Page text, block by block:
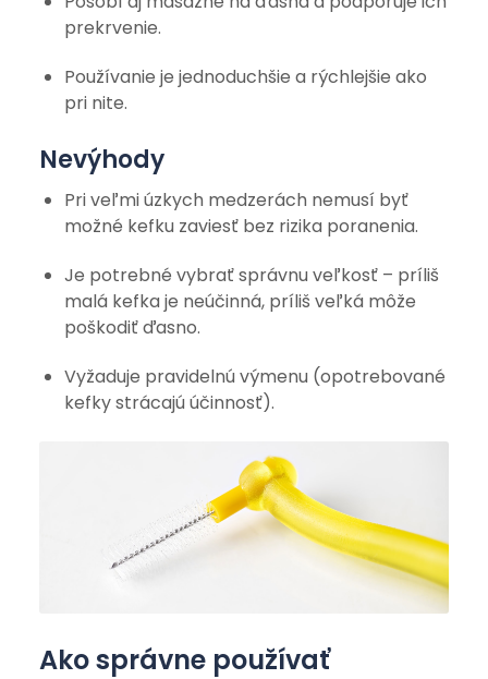
prekrvenie.
Používanie je jednoduchšie a rýchlejšie ako
pri nite.
Nevýhody
Pri veľmi úzkych medzerách nemusí byť
možné kefku zaviesť bez rizika poranenia.
Je potrebné vybrať správnu veľkosť – príliš
malá kefka je neúčinná, príliš veľká môže
poškodiť ďasno.
Vyžaduje pravidelnú výmenu (opotrebované
kefky strácajú účinnosť).
Ako správne používať